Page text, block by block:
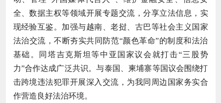
全、数据主权等领域开展专题交流，分享立法信息，实
现经验互鉴。加强与越南、老挝、古巴等社会主义国家
法治交流，不断夯实共同防范“颜色革命”的制度和法治
基础。同塔吉克斯坦等中亚国家议会就打击“三股势
力”合作达成广泛共识。与泰国、柬埔寨等国议会围绕打
击跨境违法犯罪开展深入交流，为我同周边国家务实合
作营造良好法治环境。